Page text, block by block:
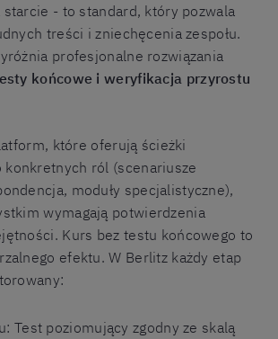
- to standard, który pozwala
treści i zniechęcenia zespołu.
profesjonalne rozwiązania
końcowe i weryfikacja przyrostu
które oferują ścieżki
konkretnych ról (scenariusze
moduły specjalistyczne),
wymagają potwierdzenia
Kurs bez testu końcowego to
efektu. W Berlitz każdy etap
Test poziomujący zgodny ze skalą